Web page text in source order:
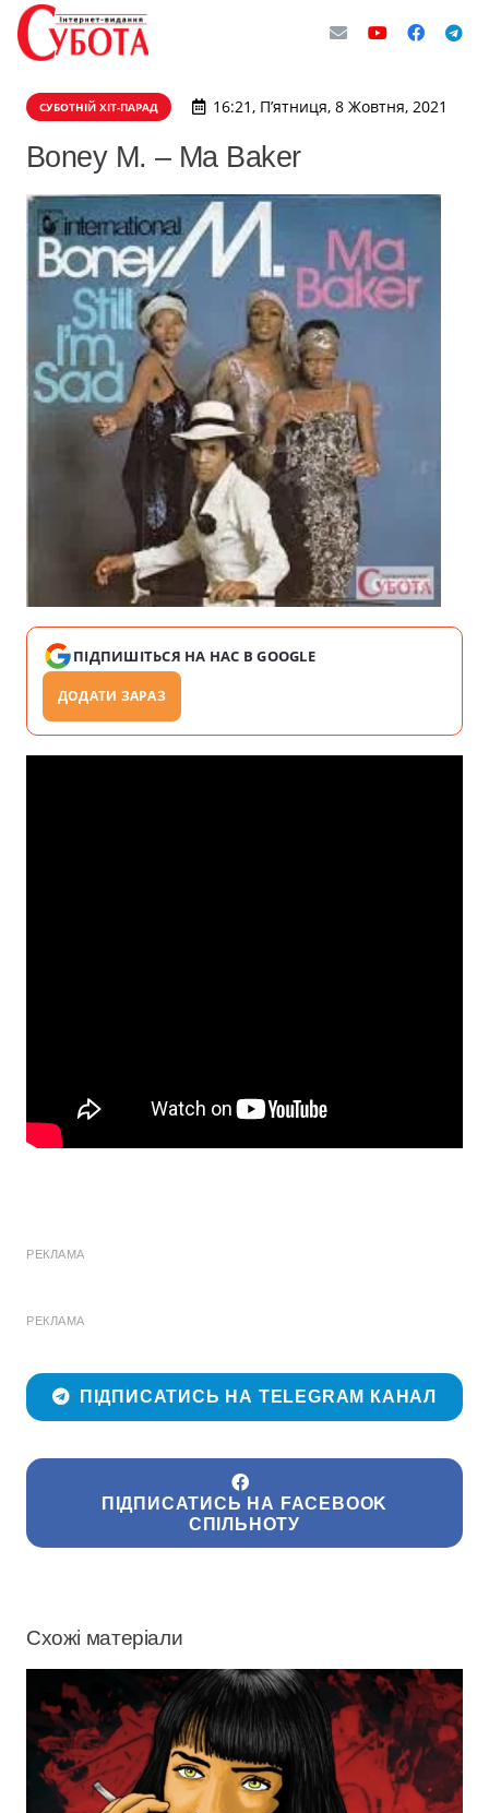
СУБОТНІЙ ХІТ-ПАРАД 16:21, П’ятниця, 8 Жовтня, 2021
Boney M. – Ma Baker
ПІДПИШІТЬСЯ НА НАС В GOOGLE
ДОДАТИ ЗАРАЗ
РЕКЛАМА
РЕКЛАМА
ПІДПИСАТИСЬ НА TELEGRAM КАНАЛ
ПІДПИСАТИСЬ НА FACEBOOK
СПІЛЬНОТУ
Схожі матеріали